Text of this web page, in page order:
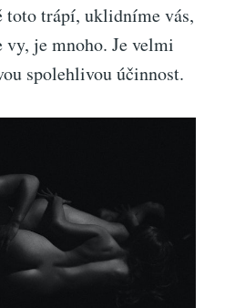
toto trápí, uklidníme vás,
vy, je mnoho. Je velmi
spolehlivou účinnost.